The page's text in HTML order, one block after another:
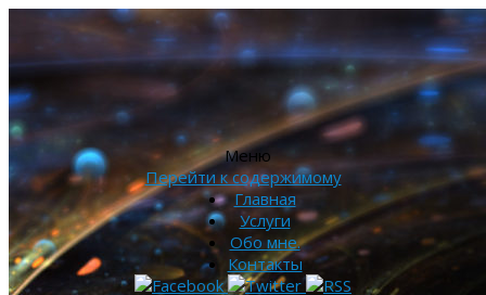
Меню
Перейти к содержимому
Главная
Услуги
Обо мне.
Контакты